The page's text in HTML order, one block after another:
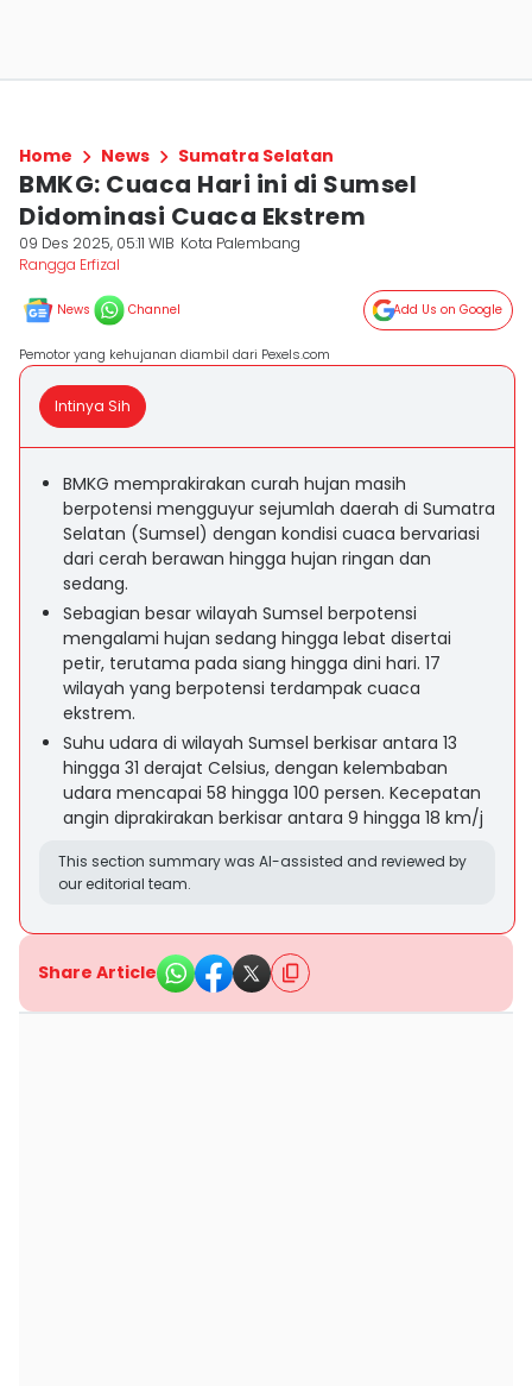
Home News Sumatra Selatan
BMKG: Cuaca Hari ini di Sumsel
Didominasi Cuaca Ekstrem
09 Des 2025, 05:11 WIB Kota Palembang
Rangga Erfizal
News Channel Add Us on Google
Pemotor yang kehujanan diambil dari Pexels.com
Intinya Sih
BMKG memprakirakan curah hujan masih
berpotensi mengguyur sejumlah daerah di Sumatra
Selatan (Sumsel) dengan kondisi cuaca bervariasi
dari cerah berawan hingga hujan ringan dan
sedang.
Sebagian besar wilayah Sumsel berpotensi
mengalami hujan sedang hingga lebat disertai
petir, terutama pada siang hingga dini hari. 17
wilayah yang berpotensi terdampak cuaca
ekstrem.
Suhu udara di wilayah Sumsel berkisar antara 13
hingga 31 derajat Celsius, dengan kelembaban
udara mencapai 58 hingga 100 persen. Kecepatan
angin diprakirakan berkisar antara 9 hingga 18 km/j
This section summary was AI-assisted and reviewed by
our editorial team.
Share Article